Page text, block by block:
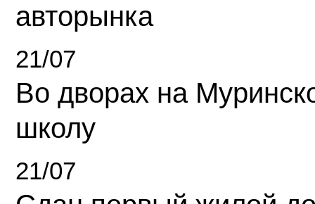
авторынка
21/07
Во дворах на
школу
21/07